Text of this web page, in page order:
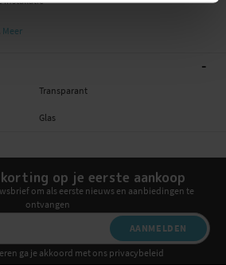
Meer
-
Transparant
Glas
op je eerste aankoop
om als eerste nieuws en aanbiedingen te
ontvangen
AANMELDEN
ga je akkoord met ons privacybeleid